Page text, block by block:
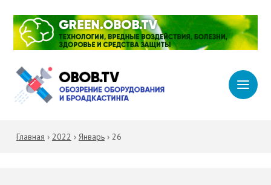
Главная › 2022 › Январь› 26